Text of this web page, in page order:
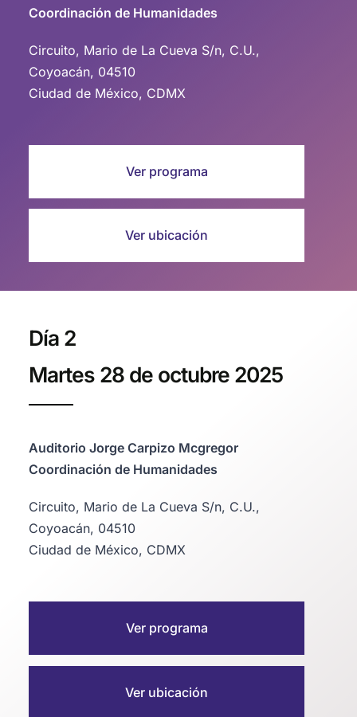
Coordinación de Humanidades
Circuito, Mario de La Cueva S/n, C.U.,
Coyoacán, 04510
Ciudad de México, CDMX
Ver programa
Ver ubicación
Día 2
Martes 28 de octubre 2025
Auditorio Jorge Carpizo Mcgregor
Coordinación de Humanidades
Circuito, Mario de La Cueva S/n, C.U.,
Coyoacán, 04510
Ciudad de México, CDMX
Ver programa
Ver ubicación